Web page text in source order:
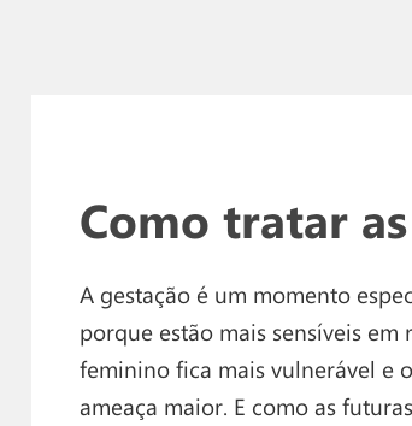
Como tratar
A gestação é um momento
porque estão mais sensíveis
feminino fica mais vulnerável e
ameaça maior. E como as